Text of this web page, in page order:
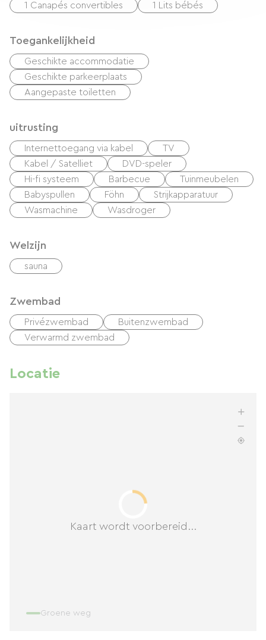
Tuinschuur voor ski's, fietsen… Carport.
informatie op gitevosges.meabilis.
1 Canapés convertibles
1 Lits bébés
Toegankelijkheid
Geschikte accommodatie
Geschikte parkeerplaats
Aangepaste toiletten
uitrusting
Internettoegang via kabel
TV
Kabel / Satelliet
DVD-speler
Hi-fi systeem
Barbecue
Tuinmeubelen
Babyspullen
Föhn
Strijkapparatuur
Wasmachine
Wasdroger
Welzijn
sauna
Zwembad
Privézwembad
Buitenzwembad
Verwarmd zwembad
Locatie
Kaart wordt voorbereid...
Groene weg